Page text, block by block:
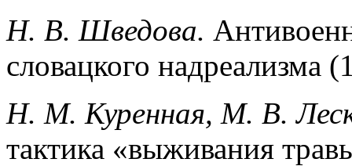
Н. В. Шведова.
словацкого надреализма
Н. М. Куренная, М. В.
тактика «выживания